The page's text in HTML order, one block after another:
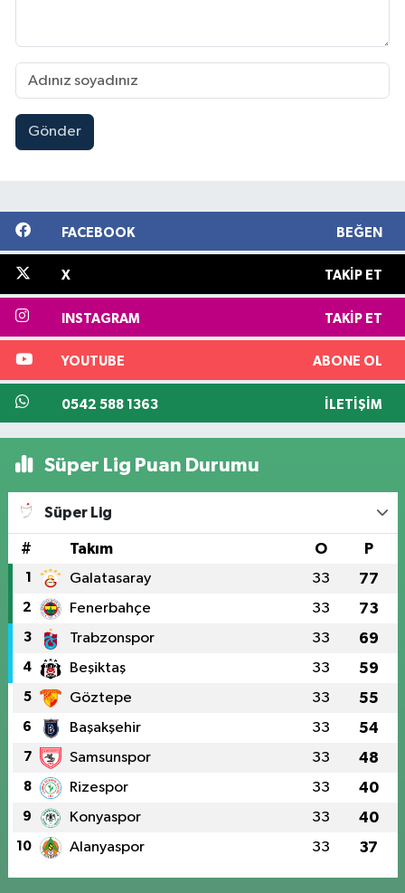
Gönder
FACEBOOK BEĞEN
X TAKIP ET
INSTAGRAM TAKIP ET
YOUTUBE ABONE OL
0542 588 1363 İLETIŞIM
Süper Lig Puan Durumu
Süper Lig
# Takım O P
1 Galatasaray 33 77
2 Fenerbahçe 33 73
3 Trabzonspor 33 69
4 Beşiktaş 33 59
5 Göztepe 33 55
6 Başakşehir 33 54
7 Samsunspor 33 48
8 Rizespor 33 40
9 Konyaspor 33 40
10 Alanyaspor 33 37